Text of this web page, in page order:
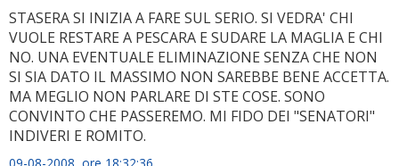
STASERA SI INIZIA A FARE SUL SERIO. SI VEDRA' CHI
VUOLE RESTARE A PESCARA E SUDARE LA MAGLIA E CHI
NO. UNA EVENTUALE ELIMINAZIONE SENZA CHE NON
SI SIA DATO IL MASSIMO NON SAREBBE BENE ACCETTA.
MA MEGLIO NON PARLARE DI STE COSE. SONO
CONVINTO CHE PASSEREMO. MI FIDO DEI "SENATORI"
INDIVERI E ROMITO.
09-08-2008 ore 18:32:36